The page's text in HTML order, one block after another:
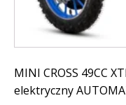
MINI CROSS 49CC
elektryczny